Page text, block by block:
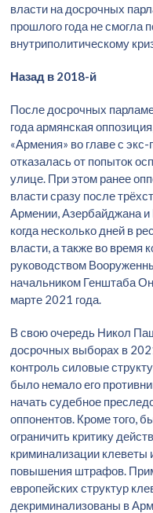
власти на досрочных
прошлого года не смогла
внутриполитическому
Назад в 2018-й
После досрочных
года армянская
«Армения» во главе с
отказалась от попыток
улице. При этом ранее
власти сразу после
Армении, Азербайджана и
когда несколько дней в
власти, а также во время
руководством
начальником Генштаба
марте 2021 года.
В свою очередь Никол
досрочных выборах в
контроль силовые
было немало его
начать судебное
оппонентов. Кроме того,
ограничить критику
криминализации клеветы
повышения штрафов.
европейских структур
декриминализованы в